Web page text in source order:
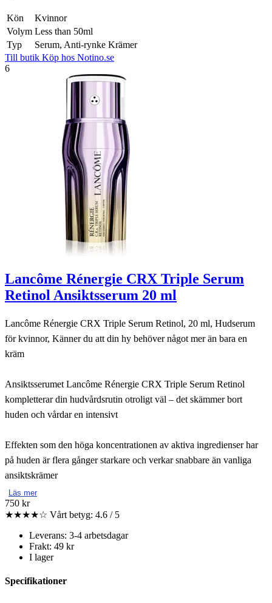
Kön
Kvinnor
Volym Less than 50ml
Typ
Serum, Anti-rynke Krämer
Till butik Köp hos Notino.se
6
Lancôme Rénergie CRX Triple Serum
Retinol Ansiktsserum 20 ml
Lancôme Rénergie CRX Triple Serum Retinol, 20 ml, Hudserum
för kvinnor, Känner du att din hy behöver något mer än bara en
kräm
Ansiktsserumet Lancôme Rénergie CRX Triple Serum Retinol
kompletterar din hudvårdsrutin otroligt väl – det skämmer bort
huden och vårdar en intensivt
Effekten som den höga koncentrationen av aktiva ingredienser har
på huden är flera gånger starkare och verkar snabbare än vanliga
ansiktskrämer
Läs mer
750 kr
★★★★☆ Vårt betyg: 4.6 / 5
Leverans: 3-4 arbetsdagar
Frakt: 49 kr
I lager
Specifikationer